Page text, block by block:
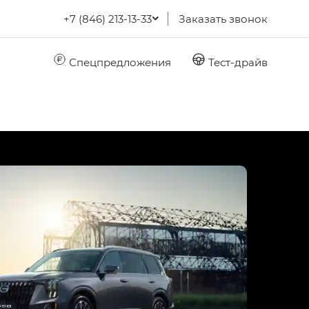
+7 (846) 213-13-33 Заказать звонок
Спецпредложения Тест-драйв